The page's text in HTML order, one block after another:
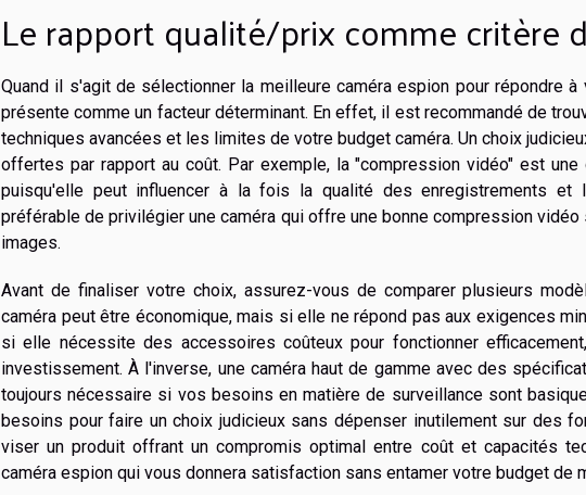
Le rapport qualité/prix comme critère
Quand il s'agit de sélectionner la meilleure caméra espion pour répondre
présente comme un facteur déterminant. En effet, il est recommandé de
techniques avancées et les limites de votre budget caméra. Un choix
offertes par rapport au coût. Par exemple, la "compression vidéo" est
puisqu'elle peut influencer à la fois la qualité des enregistrements et
préférable de privilégier une caméra qui offre une bonne compression
images.
Avant de finaliser votre choix, assurez-vous de comparer plusieurs
caméra peut être économique, mais si elle ne répond pas aux exigences
si elle nécessite des accessoires coûteux pour fonctionner
investissement. À l'inverse, une caméra haut de gamme avec des
toujours nécessaire si vos besoins en matière de surveillance sont
besoins pour faire un choix judicieux sans dépenser inutilement sur des
viser un produit offrant un compromis optimal entre coût et capacités
caméra espion qui vous donnera satisfaction sans entamer votre budget de